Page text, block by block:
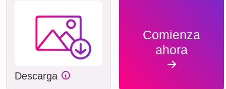
Descarga
Comienza
ahora